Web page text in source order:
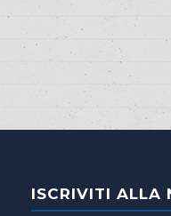
ISCRIVITI ALLA